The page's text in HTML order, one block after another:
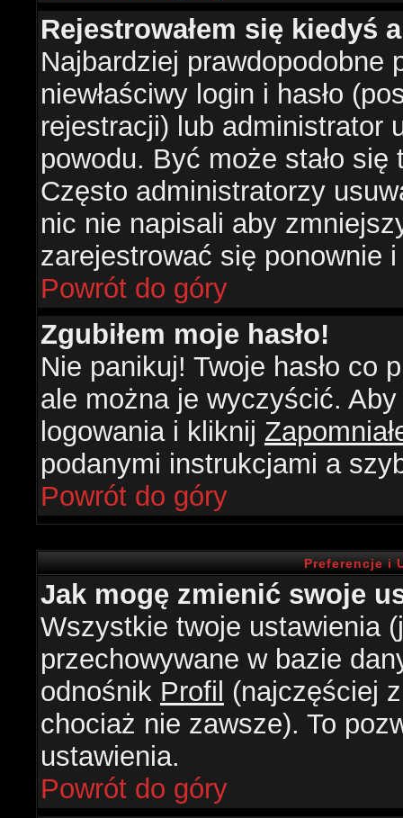
Rejestrowałem się kiedyś
Najbardziej prawdopodobne
niewłaściwy login i hasło
rejestracji) lub administrator
powodu. Być może stało
Często administratorzy
nic nie napisali aby
zarejestrować się ponownie
Powrót do góry
Zgubiłem moje hasło!
Nie panikuj! Twoje hasło co
ale można je wyczyścić.
logowania i kliknij
podanymi instrukcjami a
Powrót do góry
Preferencje i
Jak mogę zmienić swoje
Wszystkie twoje ustawienia
przechowywane w bazie
odnośnik Profil (najczęściej
chociaż nie zawsze). To
ustawienia.
Powrót do góry